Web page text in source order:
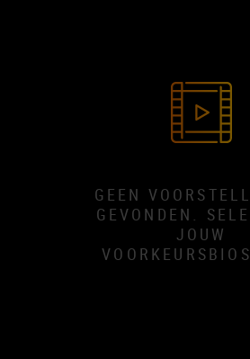
GEEN
GEVONDEN.
JOUW